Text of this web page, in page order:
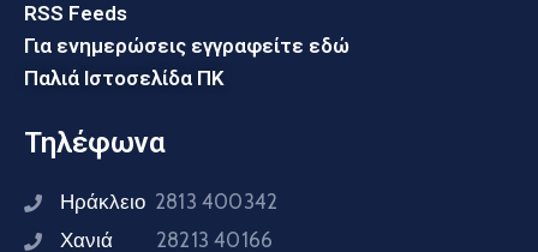
RSS Feeds
Για ενημερώσεις εγγραφείτε εδώ
Παλιά Ιστοσελίδα ΠΚ
Τηλέφωνα
Ηράκλειο 2813 400342
Χανιά 28213 40166